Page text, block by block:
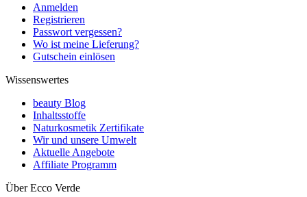
Anmelden
Registrieren
Passwort vergessen?
Wo ist meine Lieferung?
Gutschein einlösen
Wissenswertes
beauty Blog
Inhaltsstoffe
Naturkosmetik Zertifikate
Wir und unsere Umwelt
Aktuelle Angebote
Affiliate Programm
Über Ecco Verde